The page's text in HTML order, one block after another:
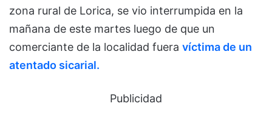
zona rural de Lorica, se vio interrumpida en la
mañana de este martes luego de que un
comerciante de la localidad fuera víctima de un
atentado sicarial.
Publicidad